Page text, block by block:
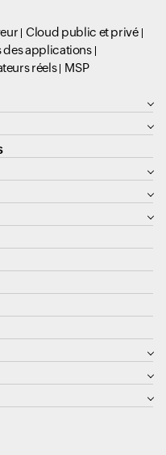
Cloud public et privé
des applications
réels
MSP